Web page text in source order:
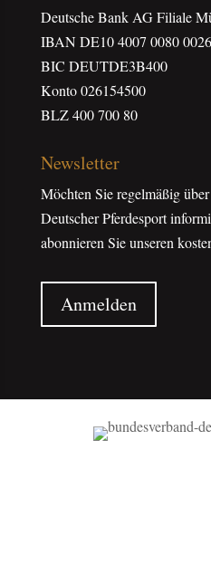
Deutsche Bank AG Filiale
IBAN DE10 4007 0080
BIC DEUTDE3B400
Konto 026154500
BLZ 400 700 80
Newsletter
Möchten Sie regelmäßig
Deutscher Pferdesport
abonnieren Sie unseren
Anmelden